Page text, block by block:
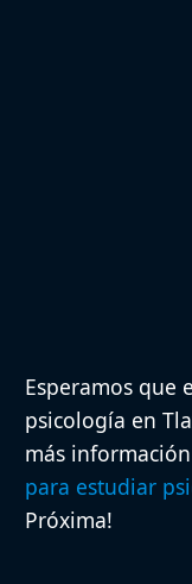
Esperamos que
psicología en
más
para estudiar
Próxima!